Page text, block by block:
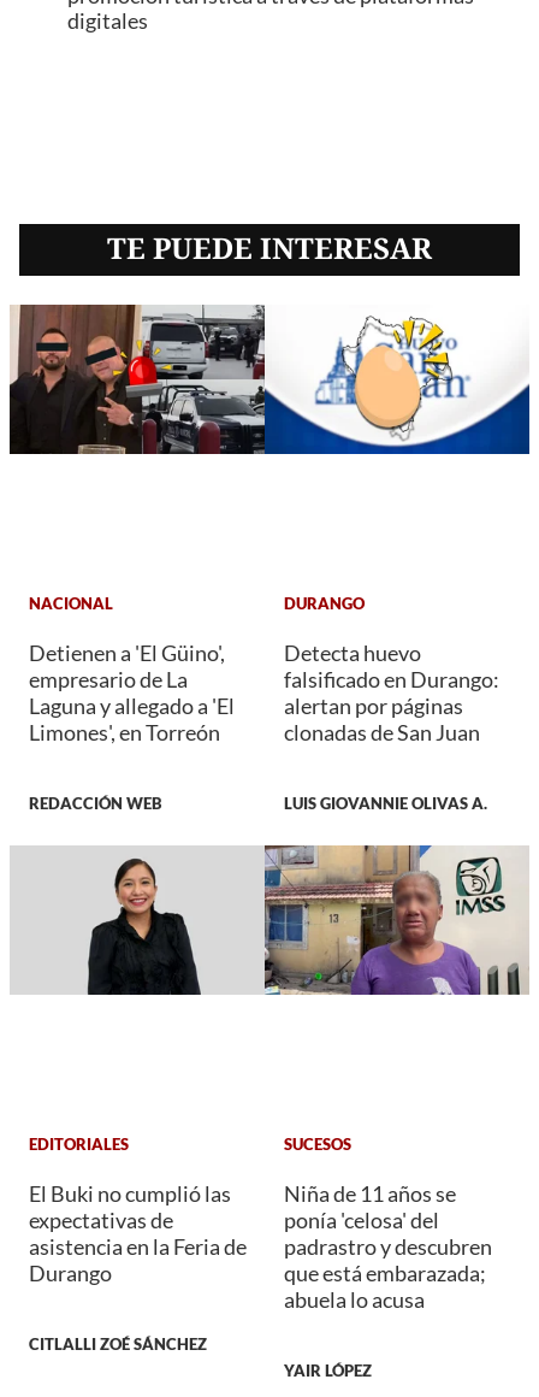
digitales
TE PUEDE INTERESAR
NACIONAL
Detienen a 'El Güino',
empresario de La
Laguna y allegado a 'El
Limones', en Torreón
REDACCIÓN WEB
DURANGO
Detecta huevo
falsificado en Durango:
alertan por páginas
clonadas de San Juan
LUIS GIOVANNIE OLIVAS A.
EDITORIALES
El Buki no cumplió las
expectativas de
asistencia en la Feria de
Durango
CITLALLI ZOÉ SÁNCHEZ
SUCESOS
Niña de 11 años se
ponía 'celosa' del
padrastro y descubren
que está embarazada;
abuela lo acusa
YAIR LÓPEZ